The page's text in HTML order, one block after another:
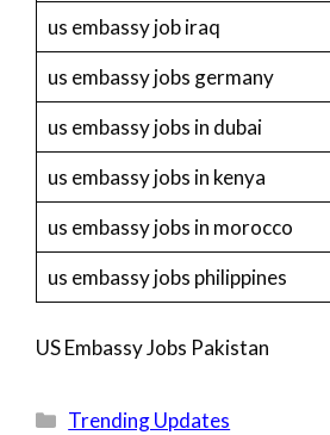
us embassy job iraq
us embassy jobs germany
us embassy jobs in dubai
us embassy jobs in kenya
us embassy jobs in morocco
us embassy jobs philippines
US Embassy Jobs Pakistan
Categories
Trending Updates